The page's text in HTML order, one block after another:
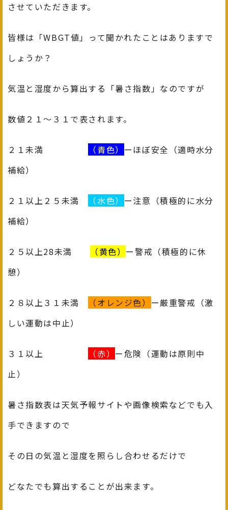
させていただきます。
皆様は「WBGT値」って聞かれたことはありますで
しょうか？
気温と湿度から算出する「暑さ指数」なのですが
数値２１～３１で表されます。
２１未満 （青色） ーほぼ安全（適時水分
補給）
２１以上２５未満 （水色） ー注意（積極的に水分
補給）
２５以上28未満 （黄色） ー警戒（積極的に休
憩）
２８以上３１未満 （オレンジ色） ー厳重警戒（激
しい運動は中止）
３１以上 （赤） ー危険（運動は原則中
止）
暑さ指数表は天気予報サイトや画像検索などでも入
手できますので
その日の気温と湿度を照らし合わせるだけで
どなたでも算出することが出来ます。